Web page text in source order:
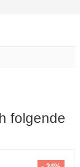
folgende